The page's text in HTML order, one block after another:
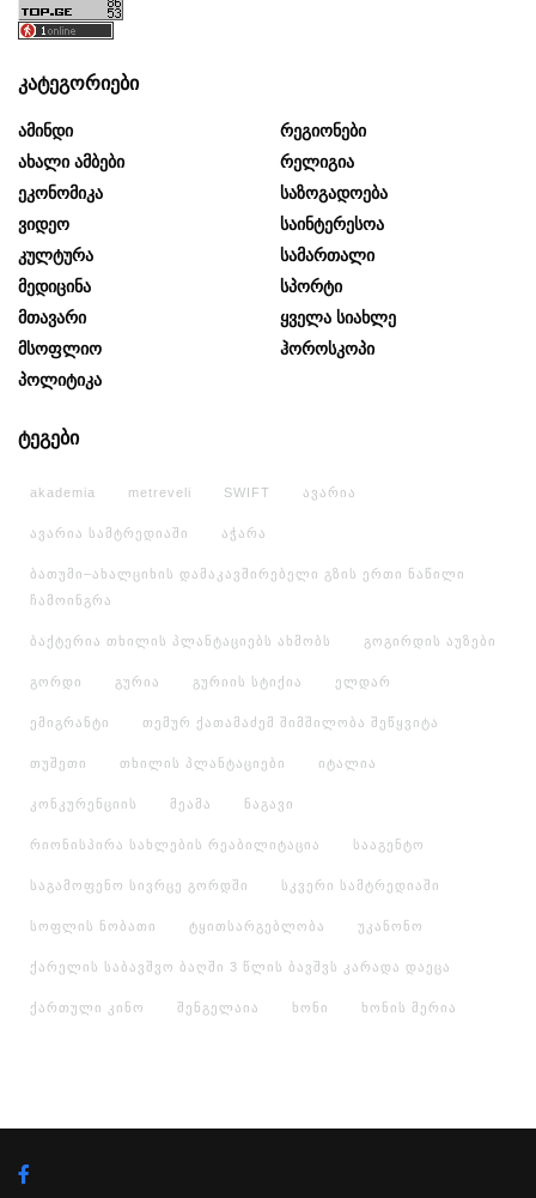
კატეგორიები
Ამინდი
Ახალი Ამბები
Ეკონომიკა
Ვიდეო
Კულტურა
Მედიცინა
Მთავარი
Მსოფლიო
Პოლიტიკა
Რეგიონები
Რელიგია
Საზოგადოება
Საინტერესოა
Სამართალი
Სპორტი
Ყველა Სიახლე
Ჰოროსკოპი
ტეგები
akademia metreveli SWIFT ავარია
ავარია სამტრედიაში აჭარა
ბათუმი–ახალციხის დამაკავშირებელი გზის ერთი ნაწილი
ჩამოინგრა
ბაქტერია თხილის პლანტაციებს ახმობს გოგირდის აუზები
გორდი გურია გურიის სტიქია ელდარ
ემიგრანტი თემურ ქათამაძემ შიმშილობა შეწყვიტა
თუშეთი თხილის პლანტაციები იტალია
კონკურენციის მეამა ნაგავი
რიონისპირა სახლების რეაბილიტაცია სააგენტო
საგამოფენო სივრცე გორდში სკვერი სამტრედიაში
სოფლის ნობათი ტყითსარგებლობა უკანონო
ქარელის საბავშვო ბაღში 3 წლის ბავშვს კარადა დაეცა
ქართული კინო შენგელაია ხონი ხონის მერია